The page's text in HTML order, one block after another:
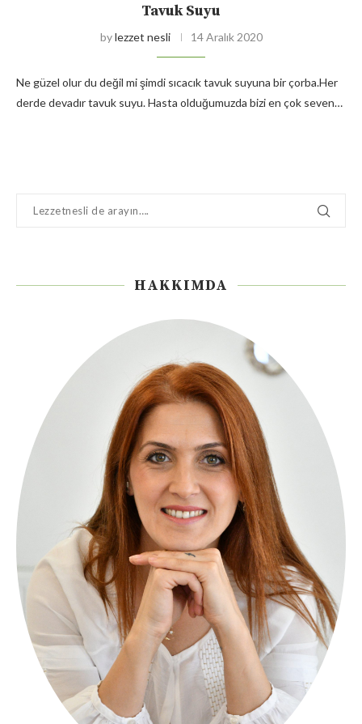
Tavuk Suyu
bylezzet nesli 14 Aralık 2020
Ne güzel olur du değil mi şimdi sıcacık tavuk suyuna bir çorba.Her
derde devadır tavuk suyu. Hasta olduğumuzda bizi en çok seven…
HAKKIMDA